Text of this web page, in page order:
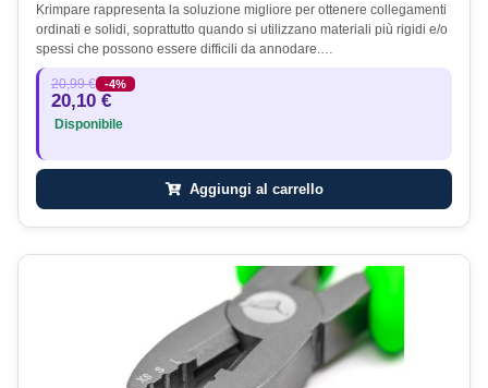
Krimpare rappresenta la soluzione migliore per ottenere collegamenti
ordinati e solidi, soprattutto quando si utilizzano materiali più rigidi e/o
spessi che possono essere difficili da annodare.…
20,99 € -4%
20,10 €
Disponibile
Aggiungi al carrello